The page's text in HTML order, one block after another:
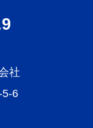
社
5-6